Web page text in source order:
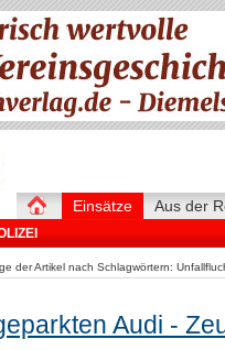
Einsätze Aus der
der Artikel nach Schlagwörtern:
Audi -